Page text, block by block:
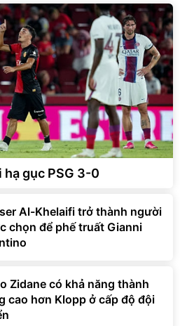
gục PSG 3-0
Al-Khelaifi trở thành người
chọn để phế truất Gianni
Zidane có khả năng thành
cao hơn Klopp ở cấp độ đội